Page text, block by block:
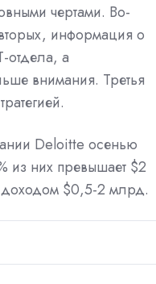
чертами. Во-
информация о
отдела, а
внимания. Третья
Deloitte осенью
из них превышает $2
доходом $0,5-2 млрд.